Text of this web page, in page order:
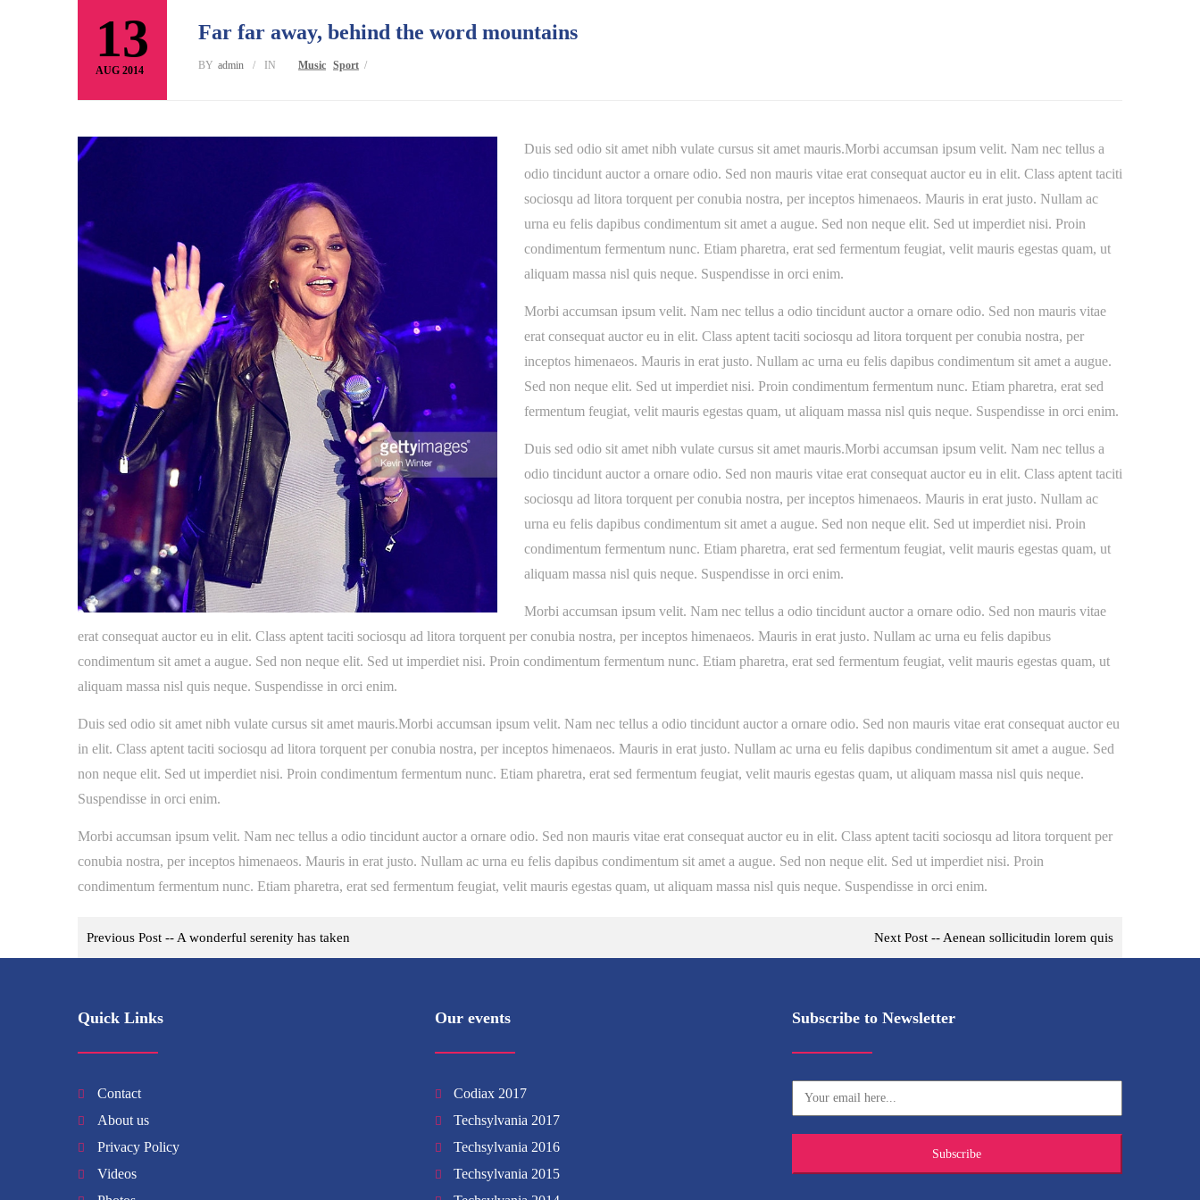
13
AUG 2014
Far far away, behind the word mountains
BY Admin / IN Music Sport /
Duis sed odio sit amet nibh vulate cursus sit amet mauris.Morbi accumsan ipsum velit. Nam nec tellus a
odio tincidunt auctor a ornare odio. Sed non mauris vitae erat consequat auctor eu in elit. Class aptent taciti
sociosqu ad litora torquent per conubia nostra, per inceptos himenaeos. Mauris in erat justo. Nullam ac
urna eu felis dapibus condimentum sit amet a augue. Sed non neque elit. Sed ut imperdiet nisi. Proin
condimentum fermentum nunc. Etiam pharetra, erat sed fermentum feugiat, velit mauris egestas quam, ut
aliquam massa nisl quis neque. Suspendisse in orci enim.
Morbi accumsan ipsum velit. Nam nec tellus a odio tincidunt auctor a ornare odio. Sed non mauris vitae
erat consequat auctor eu in elit. Class aptent taciti sociosqu ad litora torquent per conubia nostra, per
inceptos himenaeos. Mauris in erat justo. Nullam ac urna eu felis dapibus condimentum sit amet a augue.
Sed non neque elit. Sed ut imperdiet nisi. Proin condimentum fermentum nunc. Etiam pharetra, erat sed
fermentum feugiat, velit mauris egestas quam, ut aliquam massa nisl quis neque. Suspendisse in orci enim.
Duis sed odio sit amet nibh vulate cursus sit amet mauris.Morbi accumsan ipsum velit. Nam nec tellus a
odio tincidunt auctor a ornare odio. Sed non mauris vitae erat consequat auctor eu in elit. Class aptent taciti
sociosqu ad litora torquent per conubia nostra, per inceptos himenaeos. Mauris in erat justo. Nullam ac
urna eu felis dapibus condimentum sit amet a augue. Sed non neque elit. Sed ut imperdiet nisi. Proin
condimentum fermentum nunc. Etiam pharetra, erat sed fermentum feugiat, velit mauris egestas quam, ut
aliquam massa nisl quis neque. Suspendisse in orci enim.
Morbi accumsan ipsum velit. Nam nec tellus a odio tincidunt auctor a ornare odio. Sed non mauris vitae
erat consequat auctor eu in elit. Class aptent taciti sociosqu ad litora torquent per conubia nostra, per inceptos himenaeos. Mauris in erat justo. Nullam ac urna eu felis dapibus
condimentum sit amet a augue. Sed non neque elit. Sed ut imperdiet nisi. Proin condimentum fermentum nunc. Etiam pharetra, erat sed fermentum feugiat, velit mauris egestas quam, ut
aliquam massa nisl quis neque. Suspendisse in orci enim.
Duis sed odio sit amet nibh vulate cursus sit amet mauris.Morbi accumsan ipsum velit. Nam nec tellus a odio tincidunt auctor a ornare odio. Sed non mauris vitae erat consequat auctor eu
in elit. Class aptent taciti sociosqu ad litora torquent per conubia nostra, per inceptos himenaeos. Mauris in erat justo. Nullam ac urna eu felis dapibus condimentum sit amet a augue. Sed
non neque elit. Sed ut imperdiet nisi. Proin condimentum fermentum nunc. Etiam pharetra, erat sed fermentum feugiat, velit mauris egestas quam, ut aliquam massa nisl quis neque.
Suspendisse in orci enim.
Morbi accumsan ipsum velit. Nam nec tellus a odio tincidunt auctor a ornare odio. Sed non mauris vitae erat consequat auctor eu in elit. Class aptent taciti sociosqu ad litora torquent per
conubia nostra, per inceptos himenaeos. Mauris in erat justo. Nullam ac urna eu felis dapibus condimentum sit amet a augue. Sed non neque elit. Sed ut imperdiet nisi. Proin
condimentum fermentum nunc. Etiam pharetra, erat sed fermentum feugiat, velit mauris egestas quam, ut aliquam massa nisl quis neque. Suspendisse in orci enim.
Post
navigation
Previous Post -- A wonderful serenity has taken Next Post -- Aenean sollicitudin lorem quis
Quick Links
Contact
About us
Privacy Policy
Videos
Our events
Codiax 2017
Techsylvania 2017
Techsylvania 2016
Techsylvania 2015
Subscribe to Newsletter